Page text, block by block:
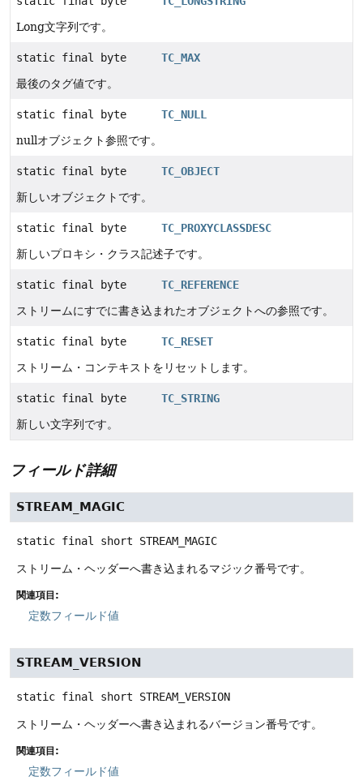
Long文字列です。
static final byte
TC_MAX
最後のタグ値です。
static final byte
TC_NULL
nullオブジェクト参照です。
static final byte
TC_OBJECT
新しいオブジェクトです。
static final byte
TC_PROXYCLASSDESC
新しいプロキシ・クラス記述子です。
static final byte
TC_REFERENCE
ストリームにすでに書き込まれたオブジェクトへの参照です。
static final byte
TC_RESET
ストリーム・コンテキストをリセットします。
static final byte
TC_STRING
新しい文字列です。
フィールド詳細
STREAM_MAGIC
static final short STREAM_MAGIC
ストリーム・ヘッダーへ書き込まれるマジック番号です。
関連項目:
定数フィールド値
STREAM_VERSION
static final short STREAM_VERSION
ストリーム・ヘッダーへ書き込まれるバージョン番号です。
関連項目:
定数フィールド値